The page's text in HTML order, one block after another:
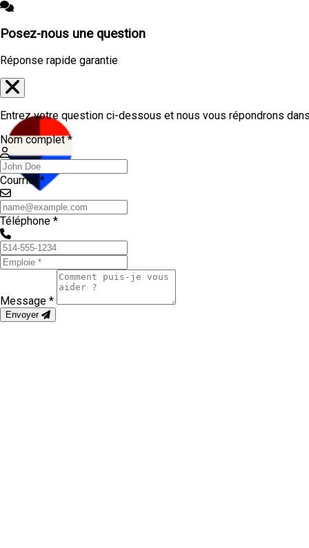
Posez-nous une question
Réponse rapide garantie
Entrez votre question ci-dessous et nous vous répondrons
Nom complet *
Courriel *
Téléphone *
Message *
Envoyer